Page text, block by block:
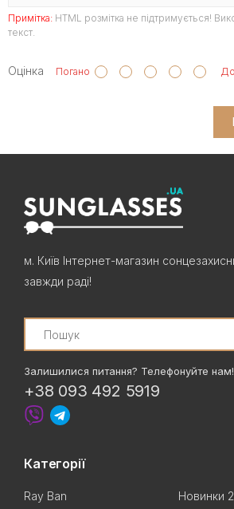
Примітка: HTML розмітка не підтримується!
текст.
Оцінка Погано
м. Київ Інтернет-магазин
завжди раді!
Search
Залишилися питання? Телефонуйте нам!
+38 093 492 5919
Категорії
Ray Ban
Новинки